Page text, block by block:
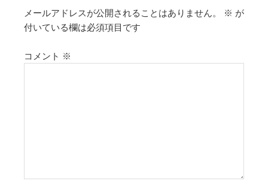
メールアドレスが公開されることはありません。 ※ が
付いている欄は必須項目です
コメント ※